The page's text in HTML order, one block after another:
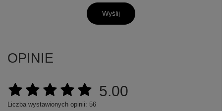
Wyślij
OPINIE
5.00
Liczba wystawionych opinii: 56